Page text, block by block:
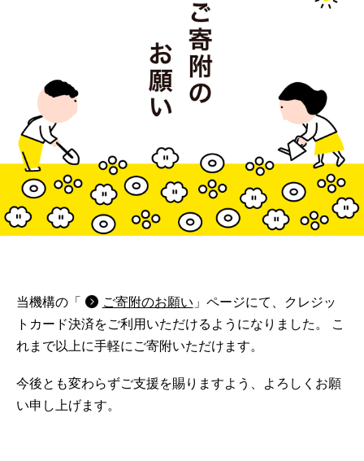
当機構の「 ご寄附のお願い 」ページにて、クレジッ
トカード決済をご利用いただけるようになりました。 こ
れまで以上に手軽にご寄附いただけます。
今後とも変わらずご支援を賜りますよう、よろしくお願
い申し上げます。